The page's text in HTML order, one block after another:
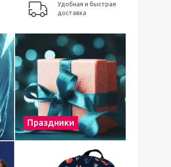
Удобная и быстрая
доставка
Праздники